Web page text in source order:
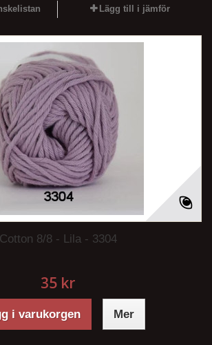
Lägg till i jämför
Cotton 8/8 - Lila - 3304
35 kr
i varukorgen Mer